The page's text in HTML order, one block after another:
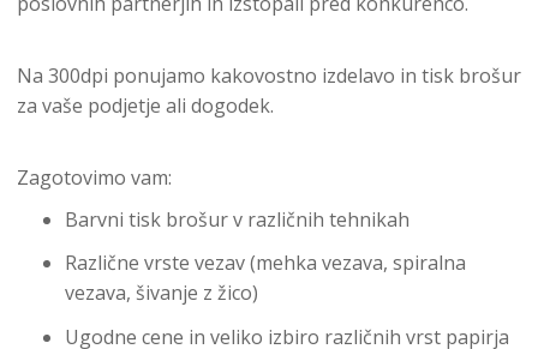
Na 300dpi ponujamo kakovostno izdelavo in tisk brošur
za vaše podjetje ali dogodek.
Zagotovimo vam:
Barvni tisk brošur v različnih tehnikah
Različne vrste vezav (mehka vezava, spiralna
vezava, šivanje z žico)
Ugodne cene in veliko izbiro različnih vrst papirja